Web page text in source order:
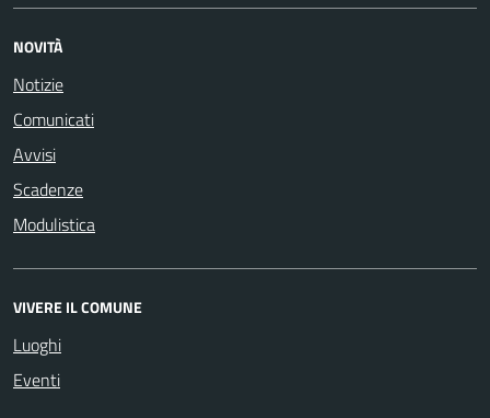
NOVITÀ
Notizie
Comunicati
Avvisi
Scadenze
Modulistica
VIVERE IL COMUNE
Luoghi
Eventi